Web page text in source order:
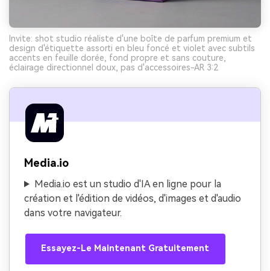
Invite: shot studio réaliste d'une boîte de parfum premium et
design d'étiquette assorti en bleu foncé et violet avec subtils
accents en feuille dorée, fond propre et sans couture,
éclairage directionnel doux, pas d'accessoires-AR 3:2
Media.io
Media.io est un studio d'IA en ligne pour la
création et l'édition de vidéos, d'images et d'audio
dans votre navigateur.
Essayez-Le Maintenant Gratuitement